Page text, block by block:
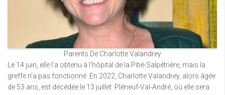
Parents De Charlotte Valandrey
Le 14 juin, elle l’a obtenu à l’hôpital de la Pitié-Salpêtrière, mais la
greffe n’a pas fonctionné. En 2022, Charlotte Valandrey, alors âgée
de 53 ans, est décédée le 13 juillet. Pléneuf-Val-André, où elle sera